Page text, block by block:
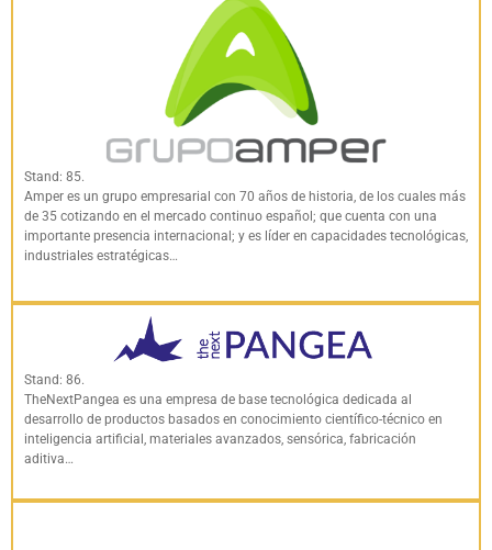
Stand: 85.
Amper es un grupo empresarial con 70 años de historia, de los cuales más
de 35 cotizando en el mercado continuo español; que cuenta con una
importante presencia internacional; y es líder en capacidades tecnológicas,
industriales estratégicas…
Stand: 86.
TheNextPangea es una empresa de base tecnológica dedicada al
desarrollo de productos basados en conocimiento científico-técnico en
inteligencia artificial, materiales avanzados, sensórica, fabricación
aditiva…